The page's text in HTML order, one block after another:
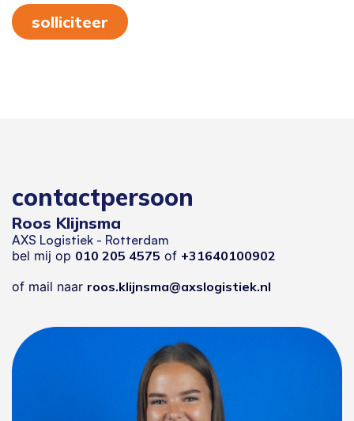
solliciteer
contactpersoon
Roos Klijnsma
AXS Logistiek - Rotterdam
bel mij op 010 205 4575 of +31640100902
of mail naar roos.klijnsma@axslogistiek.nl